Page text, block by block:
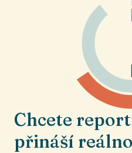
Chcete
přináší